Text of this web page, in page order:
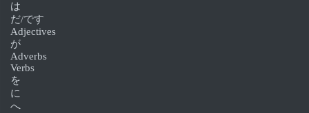
は
だ/です
Adjectives
が
Adverbs
Verbs
を
に
へ